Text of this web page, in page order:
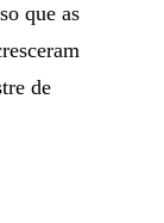
que as
de